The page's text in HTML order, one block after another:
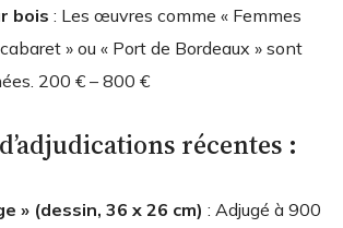
bois : Les œuvres comme « Femmes
» ou « Port de Bordeaux » sont
200 € – 800 €
récentes :
» (dessin, 36 x 26 cm) : Adjugé à 900